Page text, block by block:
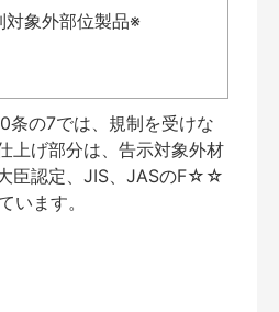
対象外部位製品※
条の7では、規制を受けな
上げ部分は、告示対象外材
臣認定、JIS、JASのF☆☆
ます。